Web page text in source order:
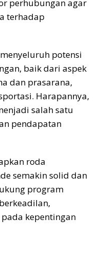
perhubungan agar
terhadap
potensi
baik dari aspek
dan prasarana,
Harapannya,
salah satu
pendapatan
roda
semakin solid dan
program
kepentingan